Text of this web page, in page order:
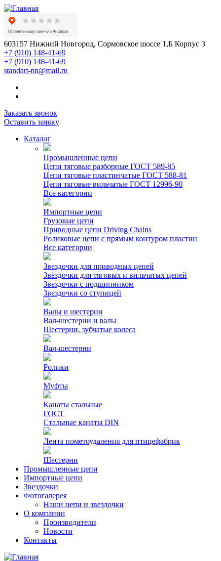
603157 Нижний Новгород, Сормовское шоссе 1,Б Корпус 3
+7 (910) 148-41-69
+7 (910) 148-41-69
standart-nn@mail.ru
Заказать звонок
Оставить заявку
Каталог
Промышленные цепи
Цепи тяговые разборные ГОСТ 589-85
Цепи тяговые пластинчатые ГОСТ 588-81
Цепи тяговые вильчатые ГОСТ 12996-90
Все категории
Импортные цепи
Грузовые цепи
Приводные цепи Driving Chains
Роликовые цепи с прямым контуром пластин
Все категории
Звездочки для приводных цепей
Звёздочки для тяговых и вильчатых цепей
Звездочки с подшипником
Звездочки со ступицей
Валы и шестерни
Вал-шестерни и валы
Шестерни, зубчатые колеса
Вал-шестерни
Ролики
Муфты
Канаты стальные
ГОСТ
Стальные канаты DIN
Лента пометоудаления для птицефабрик
Шестерни
Промышленные цепи
Импортные цепи
Звездочки
Фотогалерея
Наши цепи и звездочки
О компании
Производители
Новости
Контакты